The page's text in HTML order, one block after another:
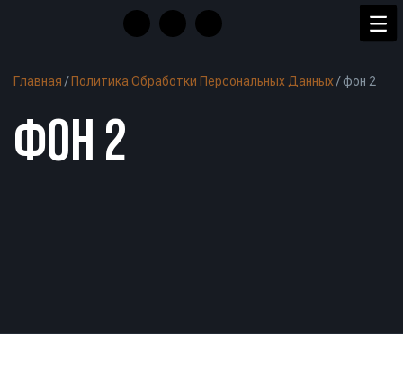
Главная / Политика Обработки Персональных Данных /фон 2
ФОН 2